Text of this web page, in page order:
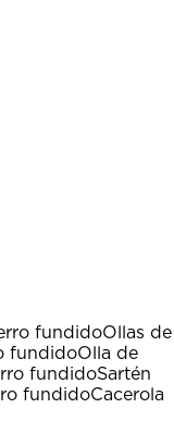
fundidoOllas de
fundidoOlla de
fundidoSartén
fundidoCacerola